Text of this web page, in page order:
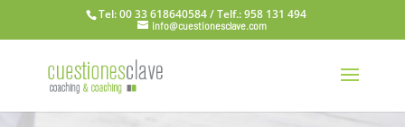
Tel: 00 33 618640584 / Telf.: 958 131 494
info@cuestionesclave.com